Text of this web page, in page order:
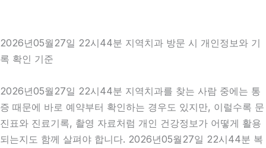
2026년05월27일 22시44분 지역치과 방문 시 개인정보와 기
록 확인 기준
2026년05월27일 22시44분 지역치과를 찾는 사람 중에는 통
증 때문에 바로 예약부터 확인하는 경우도 있지만, 이럴수록 문
진표와 진료기록, 촬영 자료처럼 개인 건강정보가 어떻게 활용
되는지도 함께 살펴야 합니다. 2026년05월27일 22시44분 복